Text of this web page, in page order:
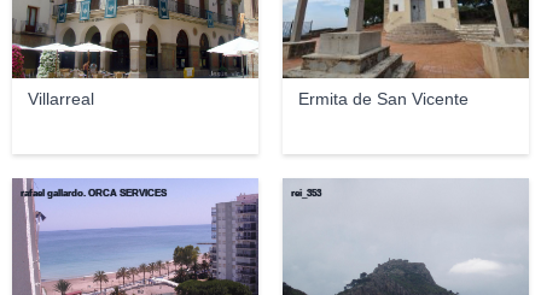
Villarreal Ermita de San Vicente
rafael gallardo. ORCA SERVICES rei_353